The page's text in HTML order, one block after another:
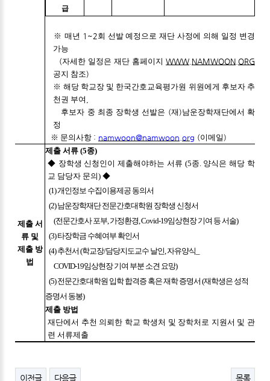
급
※ 매년 1~2회 선발 예정으로 재단 사정에 의해 일정 변경
가능
(자세한 일정은 재단 홈페이지 WWW.NAMWOON.ORG
공지 참조)
※ 해당 학교장 및 한국간호교육평가원 위원에게 후보자 추
천권 부여
후보자 중 최종 장학생 선발은 (재)남운장학재단에서 확
정
※ 문의사항 : namwoon@namwoon.org (이메일)
제출 서
류 및
제출 방
법
제출 서류 (5종)
◆ 장학생 신청인이 제출해야하는 서류 (5종. 양식은 해당 학
교 담당자 문의) ◆
(1) 개인정보 수집이용제공 동의서
(2) 남운장학재단 전문간호대학원 장학생 신청서
(전문간호사 포부, 가정환경, Covid-19임상현장 기여 등 서술)
(3) 타장학금 수혜여부 확인서
(4) 추천서 (학교장/담당지도교수 날인, 자유양식_
COVID-19임상현장 기여 부분 소견 요망)
(5) 전문간호대학원 입학 합격증 혹은 재학 증명서 (재학생은 성적
증명서 동봉)
제출 방법
재단에서 추천 의뢰한 학교 학생처 및 장학처로 지원서 및 관
련 서류제출
이전글 다음글 목록